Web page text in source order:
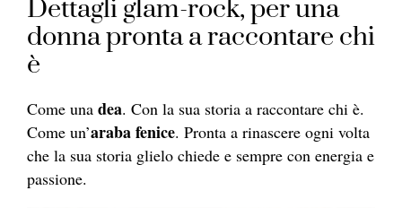
Dettagli glam-rock, per una
donna pronta a raccontare chi
è
Come una dea. Con la sua storia a raccontare chi è.
Come un’araba fenice. Pronta a rinascere ogni volta
che la sua storia glielo chiede e sempre con energia e
passione.